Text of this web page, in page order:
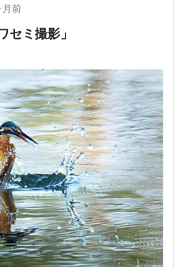
月前
セミ撮影」